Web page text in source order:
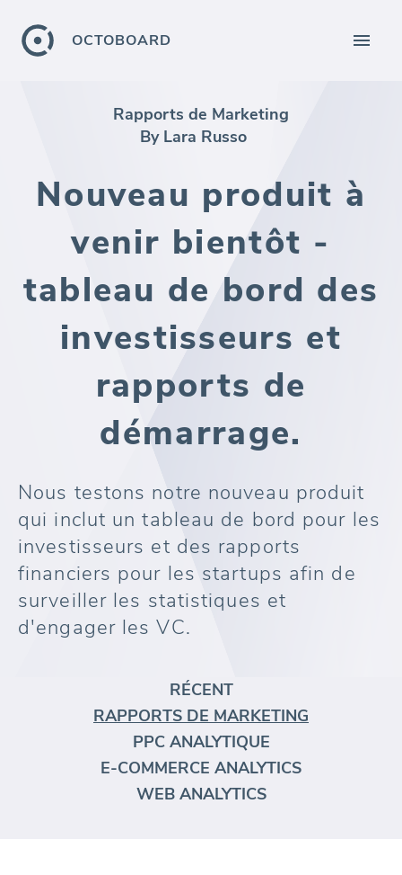
OCTOBOARD
Rapports de Marketing
By Lara Russo
Nouveau produit à
venir bientôt -
tableau de bord des
investisseurs et
rapports de
démarrage.
Nous testons notre nouveau produit
qui inclut un tableau de bord pour les
investisseurs et des rapports
financiers pour les startups afin de
surveiller les statistiques et
d'engager les VC.
RÉCENT
RAPPORTS DE MARKETING
PPC ANALYTIQUE
E-COMMERCE ANALYTICS
WEB ANALYTICS